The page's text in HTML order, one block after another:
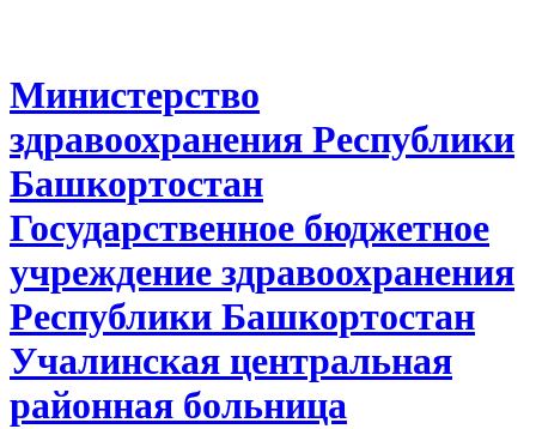
Министерство
здравоохранения Республики
Башкортостан
Государственное бюджетное
учреждение здравоохранения
Республики Башкортостан
Учалинская центральная
районная больница